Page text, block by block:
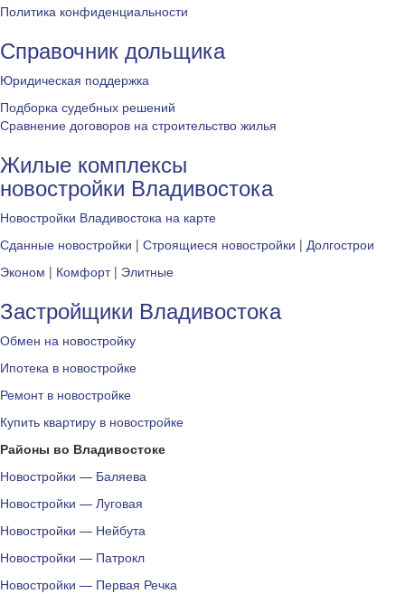
Политика конфиденциальности
Справочник дольщика
Юридическая поддержка
Подборка судебных решений
Сравнение договоров на строительство жилья
Жилые комплексы
новостройки Владивостока
Новостройки Владивостока на карте
Сданные новостройки | Строящиеся новостройки | Долгострои
Эконом | Комфорт| Элитные
Застройщики Владивостока
Обмен на новостройку
Ипотека в новостройке
Ремонт в новостройке
Купить квартиру в новостройке
Районы во Владивостоке
Новостройки — Баляева
Новостройки — Луговая
Новостройки — Нейбута
Новостройки — Патрокл
Новостройки — Первая Речка